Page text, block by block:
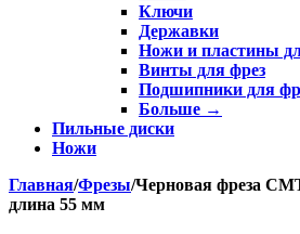
Ключи
Державки
Ножи и пластины
Винты для фрез
Подшипники для
Больше →
Пильные диски
Ножи
Главная/Фрезы/Черновая фреза
длина 55 мм